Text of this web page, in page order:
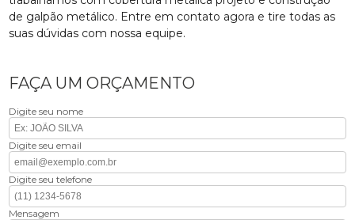
de galpão metálico. Entre em contato agora e tire todas as
suas dúvidas com nossa equipe.
FAÇA UM ORÇAMENTO
Digite seu nome
Digite seu email
Digite seu telefone
Mensagem